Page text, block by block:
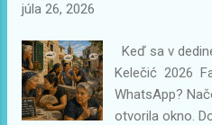
júla 26, 2026
Keď sa v
Kelečić 2026
WhatsApp?
otvorila okno.